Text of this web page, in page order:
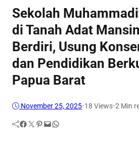
Sekolah
di Tanah Adat
Berdiri, Usung
dan Pendidikan
Papua Barat
November 25, 2025•18 Views•2 Min
Facebook Twitter Pinterest Mail WhatsApp